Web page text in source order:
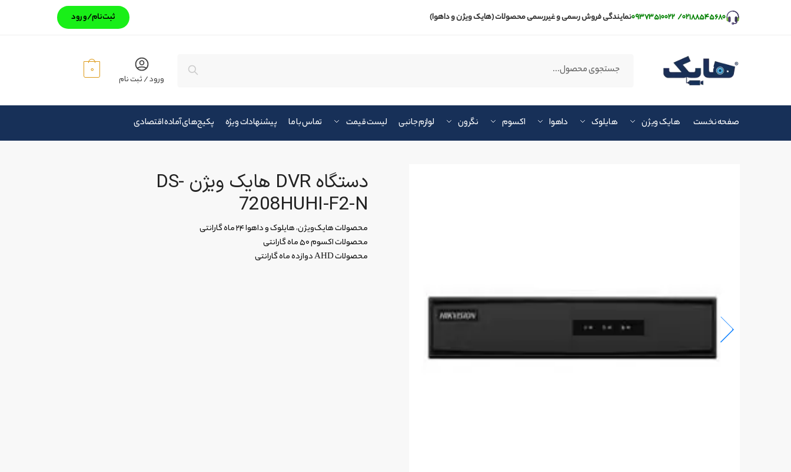
۰۲۱۸۸۵۴۵۶۸۰/ نمایندگی فروش رسمی و غیررسمی محصولات (هایک ویژن و داهوا) ثبت‌‌نام/ورود
جستجو
ورود / ثبت نام
0
صفحه نخست هایک ویژن هایلوک داهوا اکسوم نگرون لوازم جانبی لیست قیمت تماس با ما پیشنهادات ویژه پکیج‌های آماده اقتصادی
دستگاه DVR هایک ویژن DS-
7208HUHI-F2-N
محصولات هایک‌ویژن، هایلوک و داهوا ۲۴ ماه گارانتی
محصولات اکسوم ۵۰ ماه گارانتی
محصولات AHD دوازده ماه گارانتی